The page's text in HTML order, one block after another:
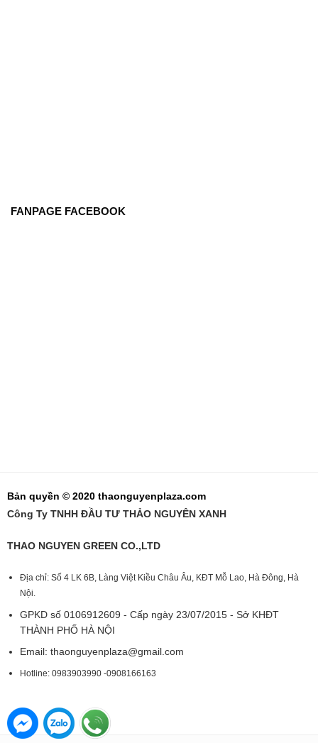
FANPAGE FACEBOOK
Bản quyền © 2020 thaonguyenplaza.com
Công Ty TNHH ĐẦU TƯ THẢO NGUYÊN XANH
THAO NGUYEN GREEN CO.,LTD
Địa chỉ: Số 4 LK 6B, Làng Việt Kiều Châu Âu, KĐT Mỗ Lao, Hà Đông, Hà
Nội.
GPKD số 0106912609 - Cấp ngày 23/07/2015 - Sở KHĐT
THÀNH PHỐ HÀ NỘI
Email: thaonguyenplaza@gmail.com
Hotline: 0983903990 -0908166163